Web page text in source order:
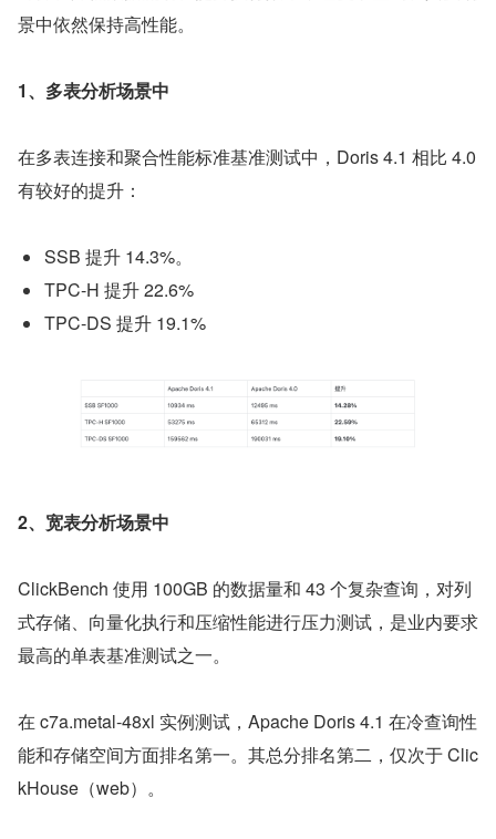
景中依然保持高性能。
1、多表分析场景中
在多表连接和聚合性能标准基准测试中，Doris 4.1 相比 4.0
有较好的提升：
SSB 提升 14.3%。
TPC-H 提升 22.6%
TPC-DS 提升 19.1%
2、宽表分析场景中
ClickBench 使用 100GB 的数据量和 43 个复杂查询，对列
式存储、向量化执行和压缩性能进行压力测试，是业内要求
最高的单表基准测试之一。
在 c7a.metal-48xl 实例测试，Apache Doris 4.1 在冷查询性
能和存储空间方面排名第一。其总分排名第二，仅次于 Clic
kHouse（web）。